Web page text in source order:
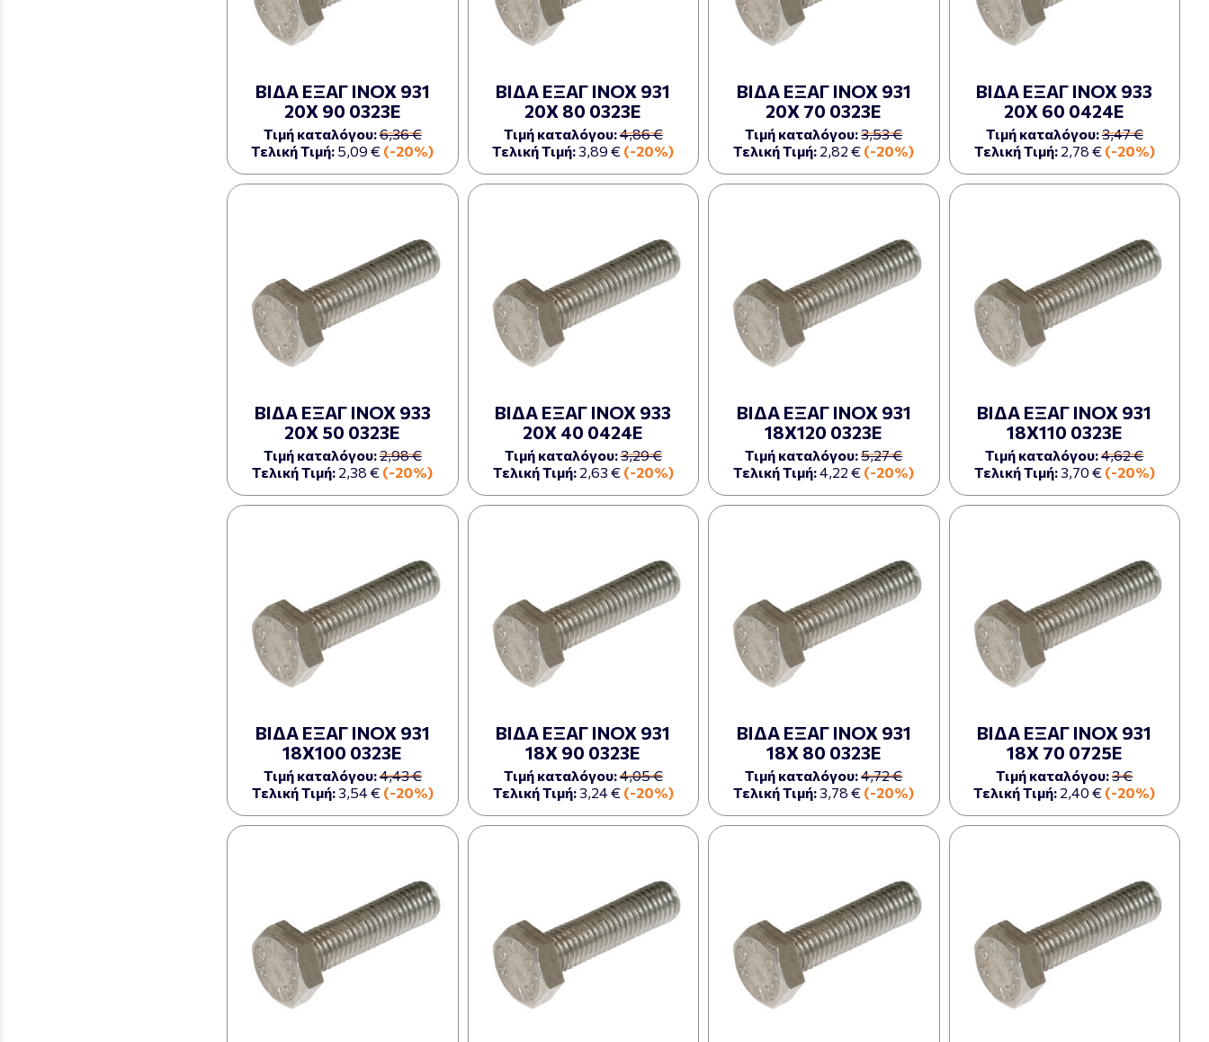
ΒΙΔΑ ΕΞΑΓ ΙΝΟΧ 931
20Χ 90 0323Ε
Τιμή καταλόγου:6,36 €
Τελική Τιμή: 5,09 € (-20%)
ΒΙΔΑ ΕΞΑΓ ΙΝΟΧ 931
20Χ 80 0323Ε
Τιμή καταλόγου:4,86 €
Τελική Τιμή: 3,89 € (-20%)
ΒΙΔΑ ΕΞΑΓ ΙΝΟΧ 931
20Χ 70 0323Ε
Τιμή καταλόγου:3,53 €
Τελική Τιμή: 2,82 € (-20%)
ΒΙΔΑ ΕΞΑΓ ΙΝΟΧ 933
20Χ 60 0424Ε
Τιμή καταλόγου:3,47 €
Τελική Τιμή: 2,78 € (-20%)
ΒΙΔΑ ΕΞΑΓ ΙΝΟΧ 933
20Χ 50 0323Ε
Τιμή καταλόγου:2,98 €
Τελική Τιμή: 2,38 € (-20%)
ΒΙΔΑ ΕΞΑΓ ΙΝΟΧ 933
20Χ 40 0424Ε
Τιμή καταλόγου:3,29 €
Τελική Τιμή: 2,63 € (-20%)
ΒΙΔΑ ΕΞΑΓ ΙΝΟΧ 931
18Χ120 0323Ε
Τιμή καταλόγου:5,27 €
Τελική Τιμή:4,22 € (-20%)
ΒΙΔΑ ΕΞΑΓ ΙΝΟΧ 931
18Χ110 0323Ε
Τιμή καταλόγου:4,62 €
Τελική Τιμή: 3,70 € (-20%)
ΒΙΔΑ ΕΞΑΓ ΙΝΟΧ 931
18Χ100 0323Ε
Τιμή καταλόγου:4,43 €
Τελική Τιμή:3,54 € (-20%)
ΒΙΔΑ ΕΞΑΓ ΙΝΟΧ 931
18Χ 90 0323Ε
Τιμή καταλόγου:4,05 €
Τελική Τιμή:3,24 € (-20%)
ΒΙΔΑ ΕΞΑΓ ΙΝΟΧ 931
18Χ 80 0323Ε
Τιμή καταλόγου:4,72 €
Τελική Τιμή:3,78 € (-20%)
ΒΙΔΑ ΕΞΑΓ ΙΝΟΧ 931
18Χ 70 0725Ε
Τιμή καταλόγου:3 €
Τελική Τιμή: 2,40 € (-20%)